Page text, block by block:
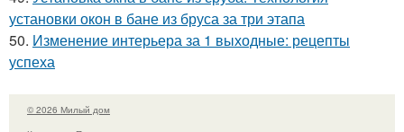
установки окон в бане из бруса за три этапа
50. Изменение интерьера за 1 выходные: рецепты
успеха
© 2026 Милый дом